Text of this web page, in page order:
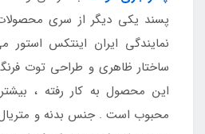
پسند یکی دیگر از سری
نمایندگی ایران اینتکس
ساختار ظاهری و طراحی توت
این محصول به کار رفته ،
محبوب است . جنس بدنه و متریال